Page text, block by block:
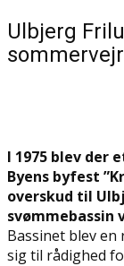
Ulbjerg
sommervejr
I 1975 blev
Byens byfest
overskud til
svømmebassin
Bassinet blev
sig til rådighed